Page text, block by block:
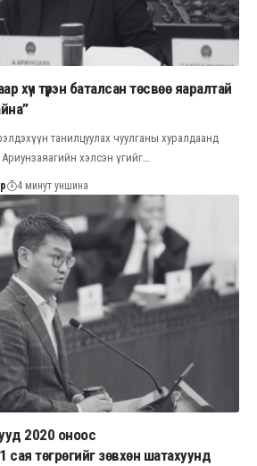
хүч түрэн баталсан төсвөө яаралтай
танилцуулах чуулганы хуралдаанд
хэлсэн үгийг…
4 минут уншина
2020 оноос
төгрөгийг зөвхөн шатахуунд